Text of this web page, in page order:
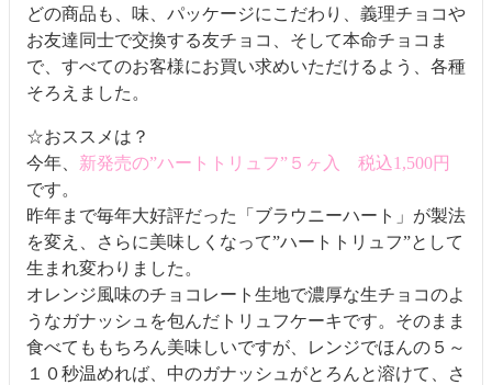
どの商品も、味、パッケージにこだわり、義理チョコや
お友達同士で交換する友チョコ、そして本命チョコま
で、すべてのお客様にお買い求めいただけるよう、各種
そろえました。
☆おススメは？
今年、 新発売の”ハートトリュフ”５ヶ入 税込1,500円
です。
昨年まで毎年大好評だった「ブラウニーハート」が製法
を変え、さらに美味しくなって”ハートトリュフ”として
生まれ変わりました。
オレンジ風味のチョコレート生地で濃厚な生チョコのよ
うなガナッシュを包んだトリュフケーキです。そのまま
食べてももちろん美味しいですが、レンジでほんの５～
１０秒温めれば、中のガナッシュがとろんと溶けて、さ